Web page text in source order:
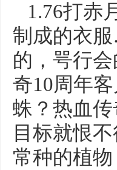
1.76打赤
制成的衣
的，咢行
奇10周年
蛛？热血
目标就恨
常种的植